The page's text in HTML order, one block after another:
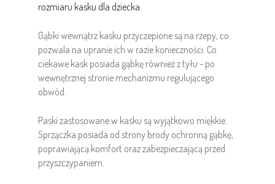
rozmiaru kasku dla dziecka
Gąbki wewnątrz kasku przyczepione są na rzepy, co
pozwala na upranie ich w razie konieczności. Co
ciekawe kask posiada gąbkę również z tyłu - po
wewnętrznej stronie mechanizmu regulującego
obwód.
Paski zastosowane w kasku są wyjątkowo miękkie.
Sprzączka posiada od strony brody ochronną gąbkę,
poprawiającą komfort oraz zabezpieczającą przed
przyszczypaniem.